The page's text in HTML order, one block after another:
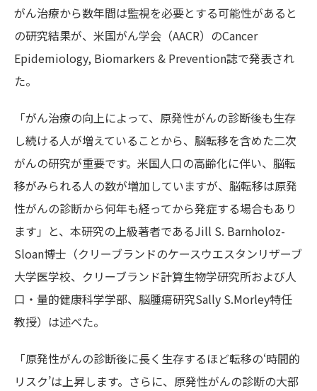
がん治療から数年間は監視を必要とする可能性があると
の研究結果が、米国がん学会（AACR）のCancer
Epidemiology, Biomarkers & Prevention誌で発表され
た。
「がん治療の向上によって、原発性がんの診断後も生存
し続ける人が増えていることから、脳転移を含めた二次
がんの研究が重要です。米国人口の高齢化に伴い、脳転
移がみられる人の数が増加していますが、脳転移は原発
性がんの診断から何年も経ってから発症する場合もあり
ます」と、本研究の上級著者であるJill S. Barnholoz-
Sloan博士（クリーブランドのケースウエスタンリザーブ
大学医学校、クリーブランド計算生物学研究所および人
口・量的健康科学学部、脳腫瘍研究Sally S.Morley特任
教授）は述べた。
「原発性がんの診断後に長く生存するほど転移の‘時間的
リスク’は上昇します。さらに、原発性がんの診断の大部